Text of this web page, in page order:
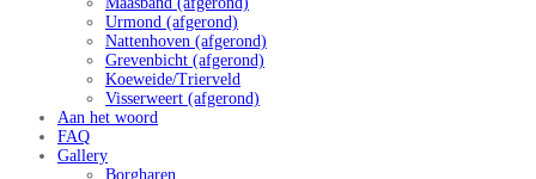
Urmond (afgerond)
Nattenhoven (afgerond)
Grevenbicht (afgerond)
Koeweide/Trierveld
Visserweert (afgerond)
Aan het woord
FAQ
Gallery
Borgharen